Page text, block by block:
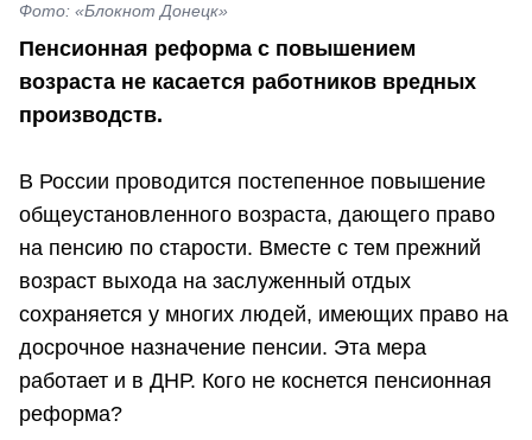
Фото: «Блокнот Донецк»
Пенсионная реформа с повышением
возраста не касается работников вредных
производств.
В России проводится постепенное повышение
общеустановленного возраста, дающего право
на пенсию по старости. Вместе с тем прежний
возраст выхода на заслуженный отдых
сохраняется у многих людей, имеющих право на
досрочное назначение пенсии. Эта мера
работает и в ДНР. Кого не коснется пенсионная
реформа?